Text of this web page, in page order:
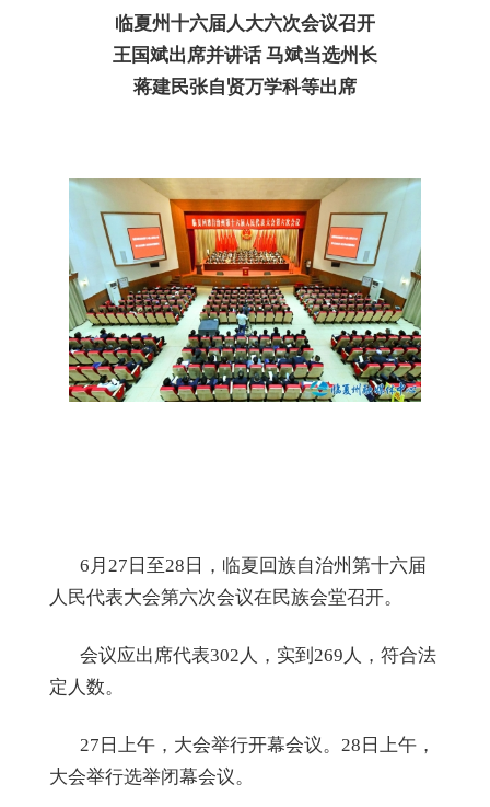
临夏州十六届人大六次会议召开
王国斌出席并讲话 马斌当选州长
蒋建民张自贤万学科等出席
6 月 27 日至28 日，临夏回族自治州第十六届
人民代表大会第六次会议在民族会堂召开。
会议应出席代表302 人，实到 269 人，符合法
定人数。
27 日上午，大会举行开幕会议。 28 日上午，
大会举行选举闭幕会议。